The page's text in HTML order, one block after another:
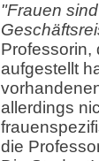
"Frauen
Professorin,
aufgestellt
allerdings
die